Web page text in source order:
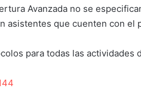
Avanzada no se
asistentes que cuenten con el
para todas las